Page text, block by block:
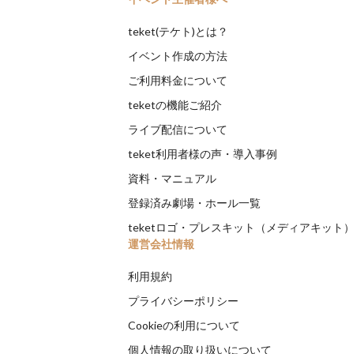
teket(テケト)とは？
イベント作成の方法
ご利用料金について
teketの機能ご紹介
ライブ配信について
teket利用者様の声・導入事例
資料・マニュアル
登録済み劇場・ホール一覧
teketロゴ・プレスキット（メディアキット）
運営会社情報
利用規約
プライバシーポリシー
Cookieの利用について
個人情報の取り扱いについて